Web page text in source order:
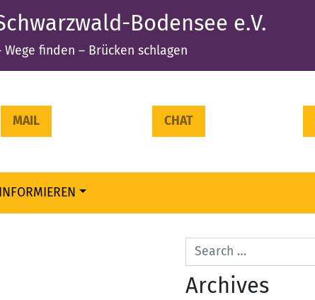
Bodensee e.V.
Wege finden – Brücken schlagen
MAIL CHAT
Search for:
Archives